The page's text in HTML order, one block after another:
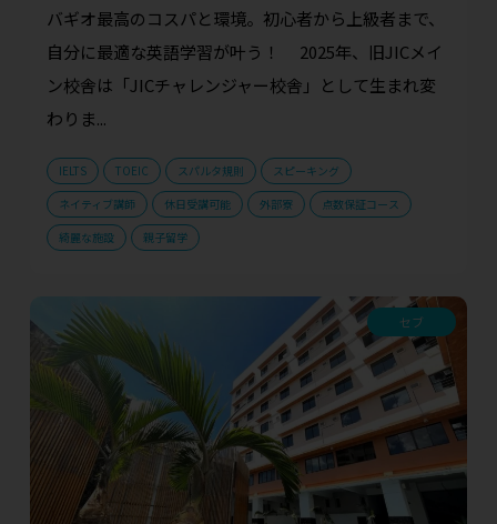
バギオ最高のコスパと環境。初心者から上級者まで、
自分に最適な英語学習が叶う！ 2025年、旧JICメイ
ン校舎は「JICチャレンジャー校舎」として生まれ変
わりま...
IELTS TOEIC スパルタ規則
スピーキング
ネイティブ講師
休日受講可能 外部寮
点数保証コース
綺麗な施設
親子留学
セブ